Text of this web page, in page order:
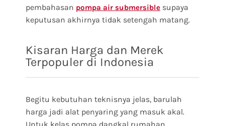
pembahasan pompa air submersible supaya
keputusan akhirnya tidak setengah matang.
Kisaran Harga dan Merek
Terpopuler di Indonesia
Begitu kebutuhan teknisnya jelas, barulah
harga jadi alat penyaring yang masuk akal.
Untuk kelas pompa dangkal rumahan,